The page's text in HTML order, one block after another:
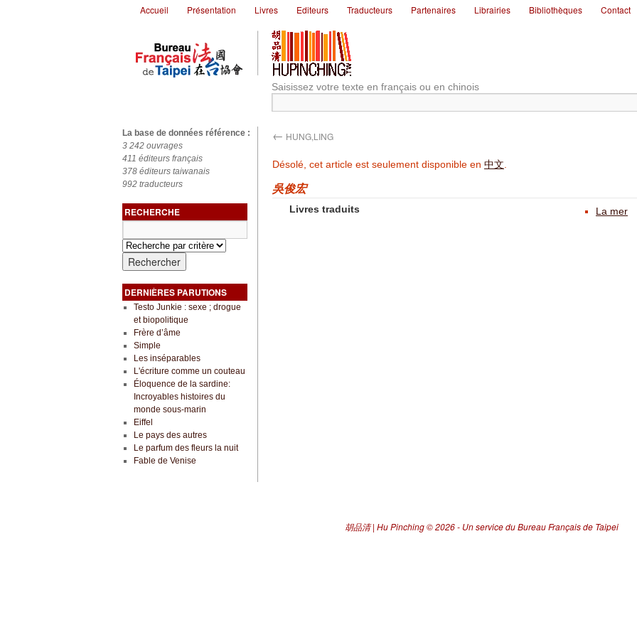
Accueil Présentation Livres Editeurs Traducteurs Partenaires Librairies Bibliothèques Contact
Saisissez votre texte en français ou en chinois
La base de données référence :
3 242 ouvrages
411 éditeurs français
378 éditeurs taiwanais
992 traducteurs
RECHERCHE
DERNIÈRES PARUTIONS
Testo Junkie : sexe ; drogue
et biopolitique
Frère d’âme
Simple
Les inséparables
L'écriture comme un couteau
Éloquence de la sardine:
Incroyables histoires du
monde sous-marin
Eiffel
Le pays des autres
Le parfum des fleurs la nuit
Fable de Venise
← HUNG,LING
Désolé, cet article est seulement disponible en 中文
吳俊宏
Livres traduits La mer
胡品清 | Hu Pinching© 2026 - Un service du Bureau Français de Taipei